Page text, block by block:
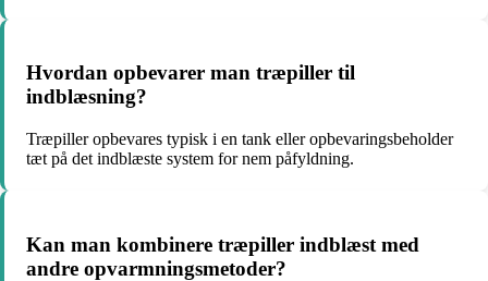
Hvordan opbevarer man træpiller til
indblæsning?
Træpiller opbevares typisk i en tank eller opbevaringsbeholder
tæt på det indblæste system for nem påfyldning.
Kan man kombinere træpiller indblæst med
andre opvarmningsmetoder?